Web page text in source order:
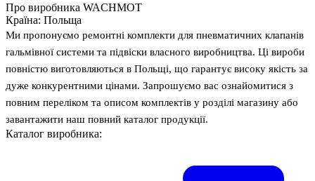
Про виробника WACHMOT
Країна: Польща
Ми пропонуємо ремонтні комплекти для пневматичних клапанів
гальмівної системи та підвіски власного виробництва. Ці вироби
повністю виготовляються в Польщі, що гарантує високу якість за
дуже конкурентними цінами. Запрошуємо вас ознайомитися з
повним переліком та описом комплектів у розділі магазину або
завантажити наш повний каталог продукції.
Каталог виробника: